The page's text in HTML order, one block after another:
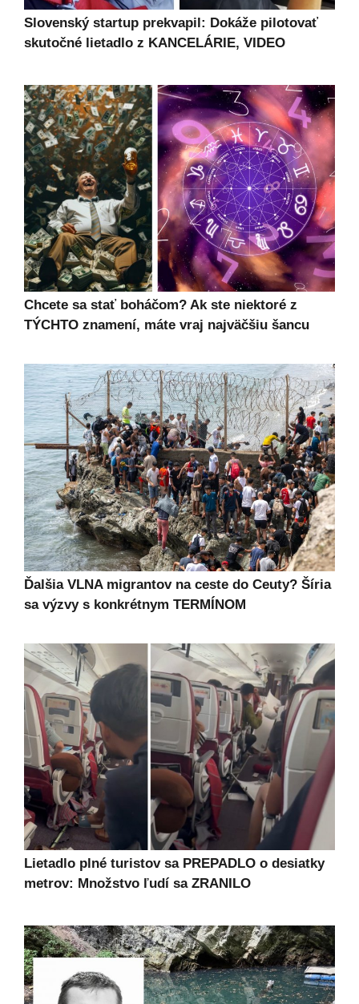
Slovenský startup prekvapil: Dokáže pilotovať
skutočné lietadlo z KANCELÁRIE, VIDEO
Chcete sa stať boháčom? Ak ste niektoré z
TÝCHTO znamení, máte vraj najväčšiu šancu
Ďalšia VLNA migrantov na ceste do Ceuty? Šíria
sa výzvy s konkrétnym TERMÍNOM
Lietadlo plné turistov sa PREPADLO o desiatky
metrov: Množstvo ľudí sa ZRANILO